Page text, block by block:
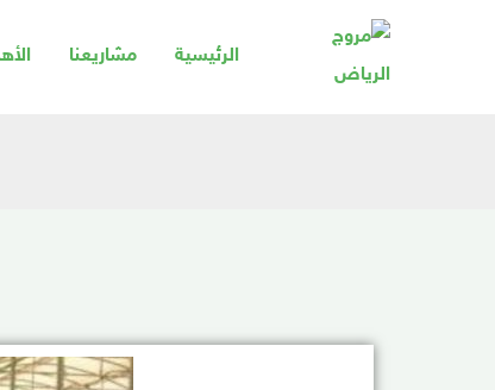
الرئيسية مشاريعنا